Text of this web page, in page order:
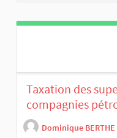
Taxation des
compagnies
Dominique BERTHE